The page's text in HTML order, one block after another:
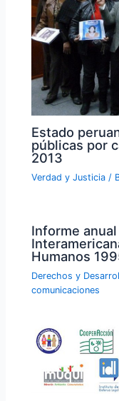
Estado
públicas por
2013
Verdad y Justicia /
Informe
Humanos
Derechos y
comunicaciones